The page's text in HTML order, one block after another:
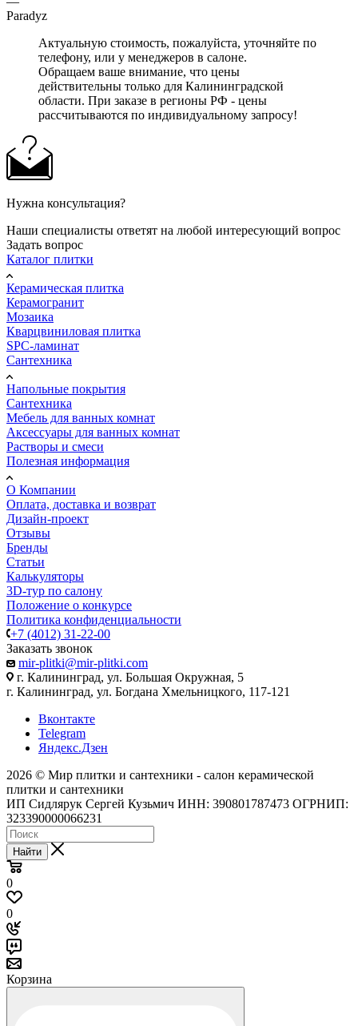
Paradyz
Актуальную стоимость, пожалуйста, уточняйте по
телефону, или у менеджеров в салоне.
Обращаем ваше внимание, что цены
действительны только для Калининградской
области. При заказе в регионы РФ - цены
рассчитываются по индивидуальному запросу!
Нужна консультация?
Наши специалисты ответят на любой интересующий вопрос
Задать вопрос
Каталог плитки
Керамическая плитка
Керамогранит
Мозаика
Кварцвиниловая плитка
SPC-ламинат
Сантехника
Напольные покрытия
Сантехника
Мебель для ванных комнат
Аксессуары для ванных комнат
Растворы и смеси
Полезная информация
О Компании
Оплата, доставка и возврат
Дизайн-проект
Отзывы
Бренды
Статьи
Калькуляторы
3D-тур по салону
Положение о конкурсе
Политика конфиденциальности
+7 (4012) 31-22-00
Заказать звонок
mir-plitki@mir-plitki.com
г. Калининград, ул. Большая Окружная, 5
г. Калининград, ул. Богдана Хмельницкого, 117-121
Вконтакте
Telegram
Яндекс.Дзен
2026 © Мир плитки и сантехники - салон керамической
плитки и сантехники
ИП Сидлярук Сергей Кузьмич ИНН: 390801787473 ОГРНИП:
323390000066231
Найти
0
0
Корзина